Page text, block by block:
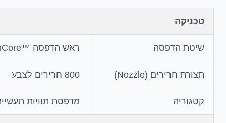
טכניקה
שיטת הדפסה ראש הדפסה ™PrecisionCore
תצורת חרירים (Nozzle) 800 חרירים לצבע
קטגוריה מדפסת תוויות